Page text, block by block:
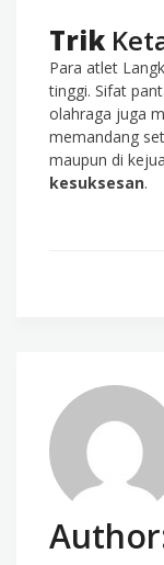
Trik
Para atlet
tinggi. Sifat
olahraga juga
memandang
maupun di
kesuksesan.